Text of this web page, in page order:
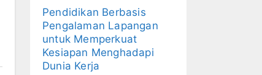
Pendidikan Berbasis
Pengalaman Lapangan
untuk Memperkuat
Kesiapan Menghadapi
Dunia Kerja